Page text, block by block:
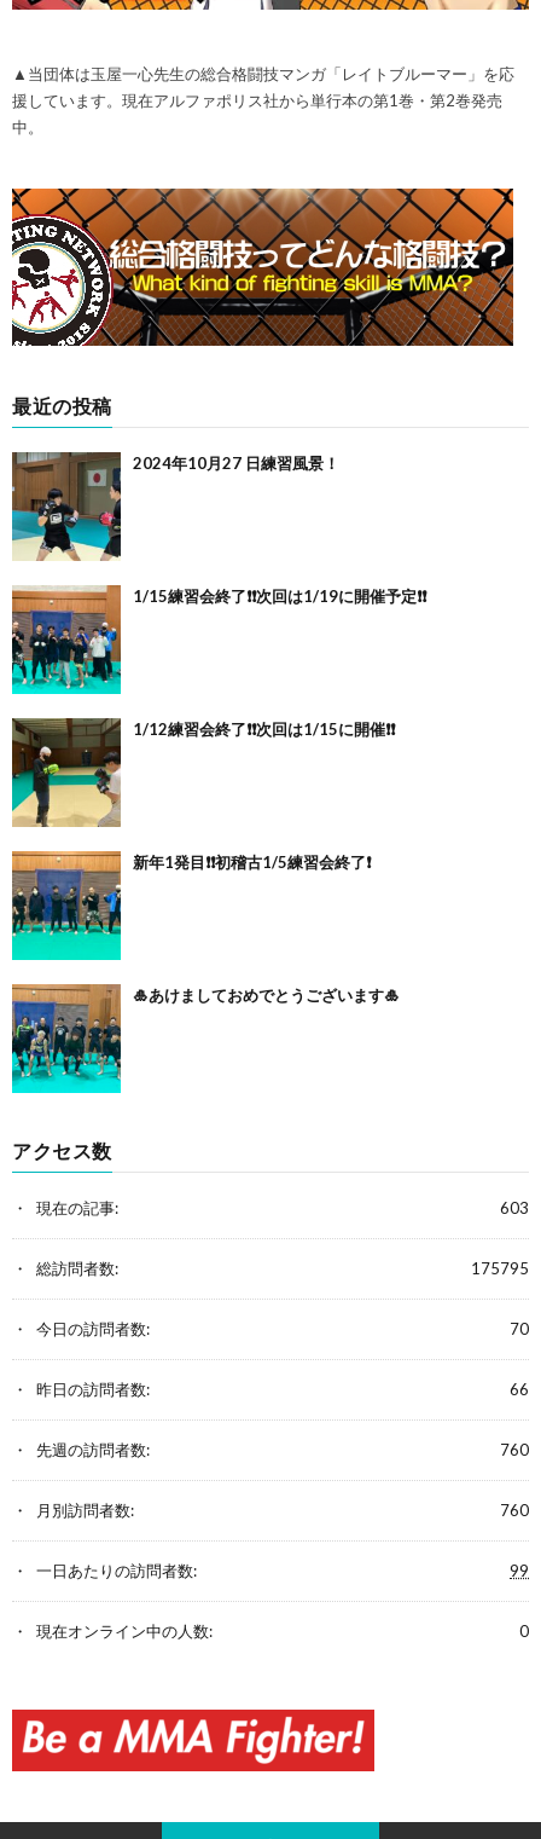
▲当団体は玉屋一心先生の総合格闘技マンガ「レイトブルーマー」を応
援しています。現在アルファポリス社から単行本の第1巻・第2巻発売
中。
最近の投稿
2024年10月27 日練習風景！
1/15練習会終了❗️❗️次回は1/19に開催予定❗️❗️
1/12練習会終了❗️❗️次回は1/15に開催❗️❗️
新年1発目❗️❗️初稽古1/5練習会終了❗️
🎍あけましておめでとうございます🎍
アクセス数
603
現在の記事:
175795
総訪問者数:
70
今日の訪問者数:
66
昨日の訪問者数:
760
先週の訪問者数:
760
月別訪問者数:
99
一日あたりの訪問者数:
0
現在オンライン中の人数: